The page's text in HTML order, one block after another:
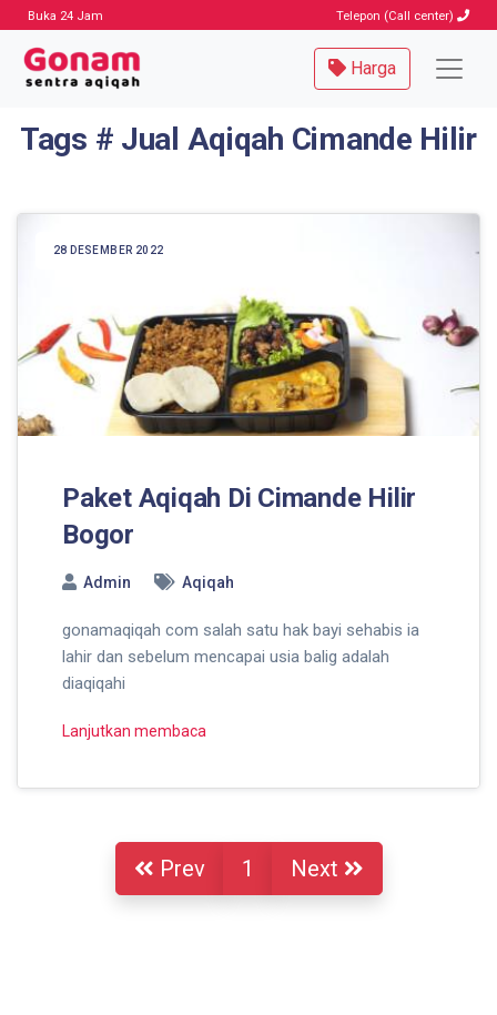
Buka 24 Jam Telepon (Call center)
Harga
Tags # Jual Aqiqah Cimande Hilir
28 DESEMBER 2022
Paket Aqiqah Di Cimande Hilir
Bogor
Admin Aqiqah
gonamaqiqah com salah satu hak bayi sehabis ia
lahir dan sebelum mencapai usia balig adalah
diaqiqahi
Lanjutkan membaca
Prev 1 Next